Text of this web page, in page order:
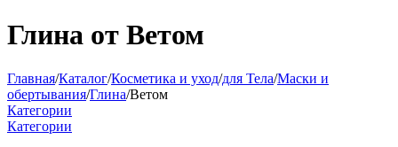
Глина от Ветом
Главная/Каталог/Косметика и уход/для Тела/Маски и
обертывания/Глина/Ветом
Категории
Категории